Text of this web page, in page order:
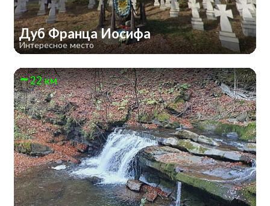
Дуб Франца Иосифа
Интересное место
22 км